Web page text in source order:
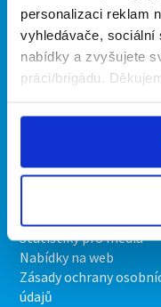
personalizaci reklam
vyhledávače,
nabídky a zvyšujete
práci/brigádu.
Články
Hledané brigády
O portálu
O nás
Statistiky pro média
Nabídky na web
Zásady ochrany
údajů